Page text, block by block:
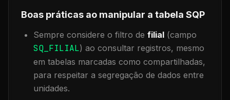
Boas práticas ao manipular a tabela SQP
Sempre considere o filtro de filial (campo
SQ_FILIAL) ao consultar registros, mesmo
em tabelas marcadas como compartilhadas,
para respeitar a segregação de dados entre
unidades.